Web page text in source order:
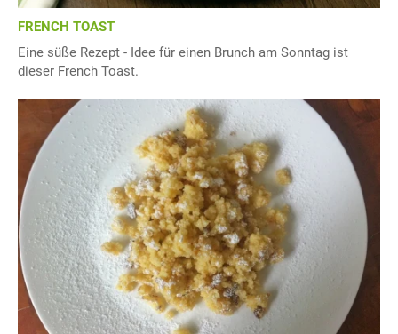
FRENCH TOAST
Eine süße Rezept - Idee für einen Brunch am Sonntag ist
dieser French Toast.